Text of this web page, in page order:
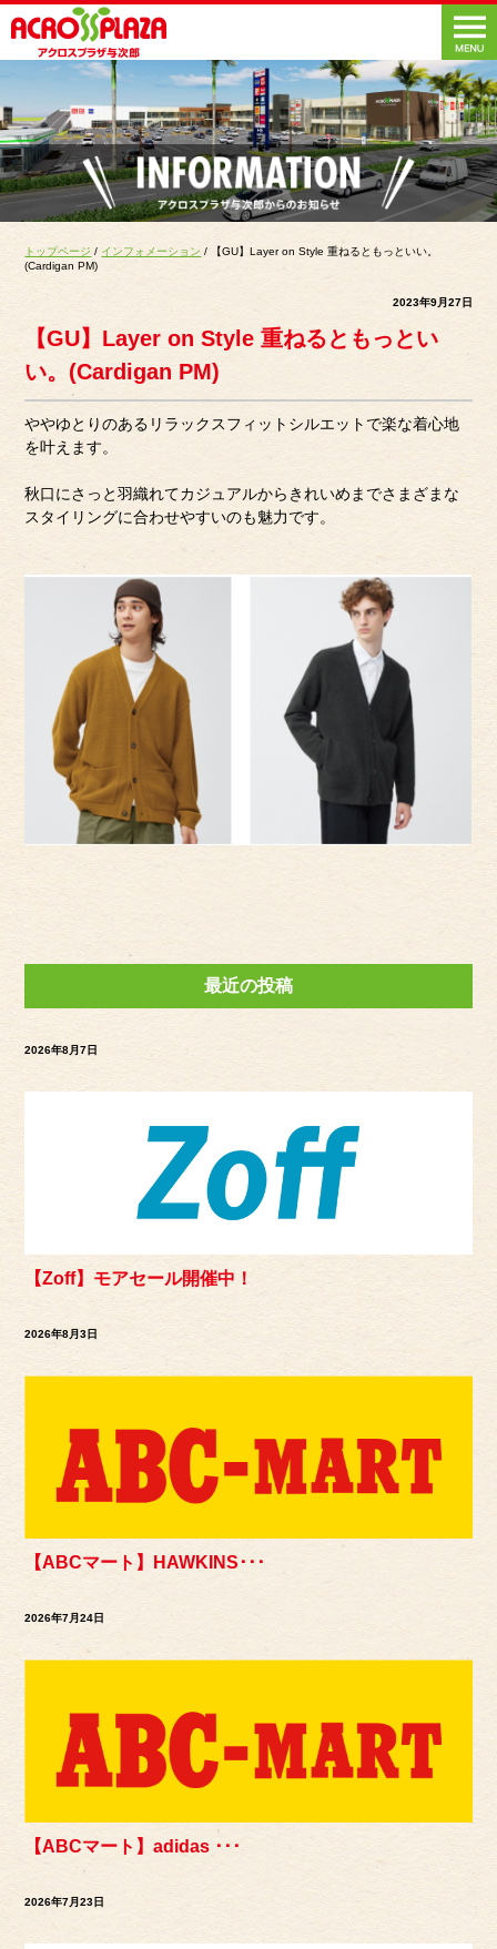
トップページ / インフォメーション / 【GU】Layer on Style 重ねるともっといい。
(Cardigan PM)
2023年9月27日
【GU】Layer on Style 重ねるともっとい
い。(Cardigan PM)
ややゆとりのあるリラックスフィットシルエットで楽な着心地
を叶えます。
秋口にさっと羽織れてカジュアルからきれいめまでさまざまな
スタイリングに合わせやすいのも魅力です。
最近の投稿
2026年8月7日
【Zoff】モアセール開催中！
2026年8月3日
【ABCマート】HAWKINS･･･
2026年7月24日
【ABCマート】adidas ･･･
2026年7月23日